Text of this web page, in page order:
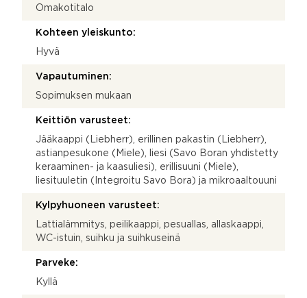
Omakotitalo
Kohteen yleiskunto:
Hyvä
Vapautuminen:
Sopimuksen mukaan
Keittiön varusteet:
Jääkaappi (Liebherr), erillinen pakastin (Liebherr),
astianpesukone (Miele), liesi (Savo Boran yhdistetty
keraaminen- ja kaasuliesi), erillisuuni (Miele),
liesituuletin (Integroitu Savo Bora) ja mikroaaltouuni
Kylpyhuoneen varusteet:
Lattialämmitys, peilikaappi, pesuallas, allaskaappi,
WC-istuin, suihku ja suihkuseinä
Parveke:
Kyllä